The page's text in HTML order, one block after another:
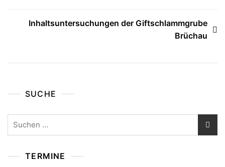
Inhaltsuntersuchungen der Giftschlammgrube
Brüchau
SUCHE
Suchen
TERMINE